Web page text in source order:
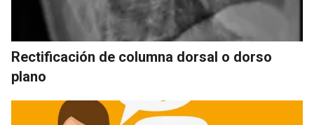
Rectificación de columna dorsal o dorso
plano